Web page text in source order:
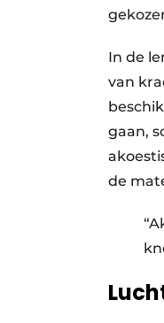
In de
van
gaan,
de